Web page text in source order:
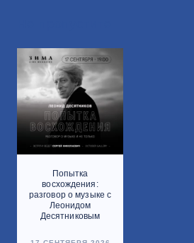
Попытка
восхождения:
разговор о музыке с
Леонидом
Десятниковым